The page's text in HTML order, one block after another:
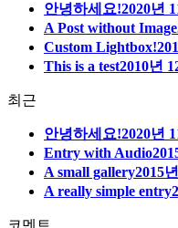
안녕하세요!2020년
A Post without Image
Custom Lightbox!
This is a test2010년
최근
안녕하세요!2020년
Entry with Audio
A small gallery2015
A really simple entry